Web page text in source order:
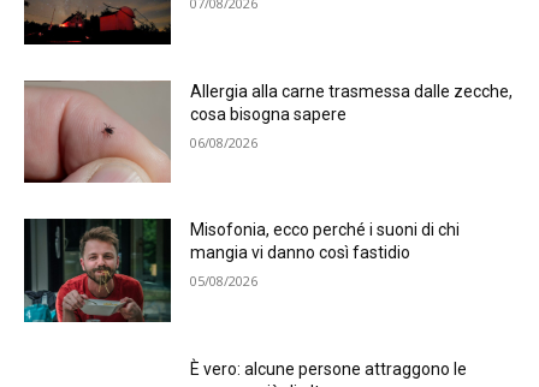
Allergia alla carne trasmessa dalle zecche,
cosa bisogna sapere
06/08/2026
Misofonia, ecco perché i suoni di chi
mangia vi danno così fastidio
05/08/2026
È vero: alcune persone attraggono le